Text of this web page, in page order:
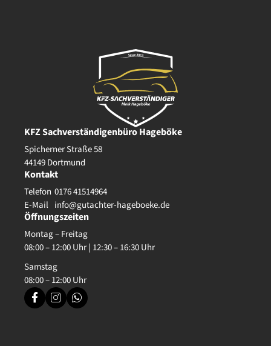
KFZ Sachverständigenbüro Hageböke
Spicherner Straße 58
44149 Dortmund
Kontakt
Telefon
E-Mail
0176 41514964
info@gutachter-hageboeke.de
Öffnungszeiten
Montag – Freitag
08:00 – 12:00 Uhr | 12:30 – 16:30 Uhr
Samstag
08:00 – 12:00 Uhr